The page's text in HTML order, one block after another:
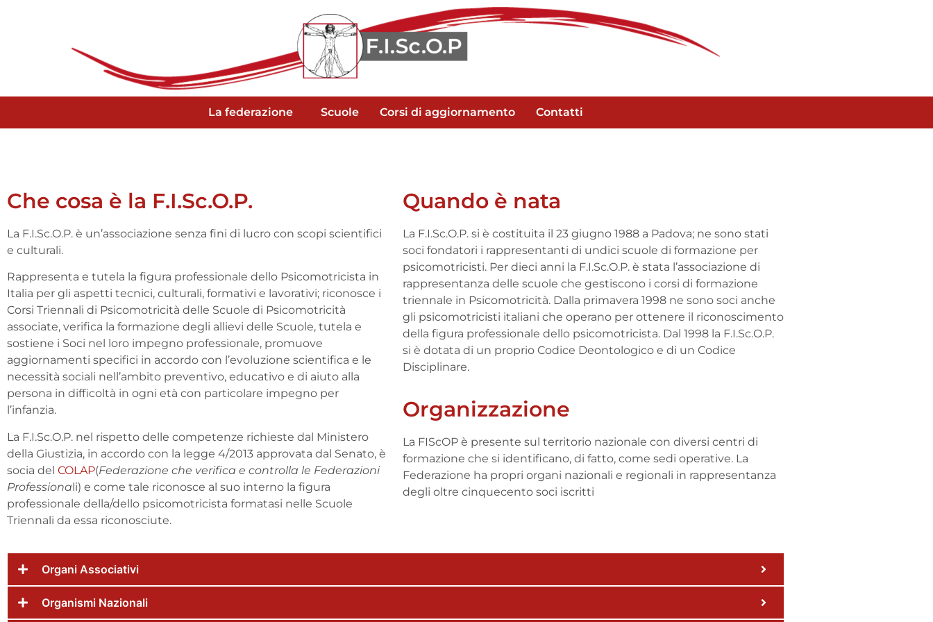
La federazione Scuole Corsi di aggiornamento Contatti
Che cosa è la F.I.Sc.O.P.
La F.I.Sc.O.P. è un’associazione senza fini di lucro con scopi scientifici
e culturali.
Rappresenta e tutela la figura professionale dello Psicomotricista in
Italia per gli aspetti tecnici, culturali, formativi e lavorativi; riconosce i
Corsi Triennali di Psicomotricità delle Scuole di Psicomotricità
associate, verifica la formazione degli allievi delle Scuole, tutela e
sostiene i Soci nel loro impegno professionale, promuove
aggiornamenti specifici in accordo con l’evoluzione scientifica e le
necessità sociali nell’ambito preventivo, educativo e di aiuto alla
persona in difficoltà in ogni età con particolare impegno per
l’infanzia.
La F.I.Sc.O.P. nel rispetto delle competenze richieste dal Ministero
della Giustizia, in accordo con la legge 4/2013 approvata dal Senato, è
socia del COLAP(Federazione che verifica e controlla le Federazioni
Professionali) e come tale riconosce al suo interno la figura
professionale della/dello psicomotricista formatasi nelle Scuole
Triennali da essa riconosciute.
Quando è nata
La F.I.Sc.O.P. si è costituita il 23 giugno 1988 a Padova; ne sono stati
soci fondatori i rappresentanti di undici scuole di formazione per
psicomotricisti. Per dieci anni la F.I.Sc.O.P. è stata l’associazione di
rappresentanza delle scuole che gestiscono i corsi di formazione
triennale in Psicomotricità. Dalla primavera 1998 ne sono soci anche
gli psicomotricisti italiani che operano per ottenere il riconoscimento
della figura professionale dello psicomotricista. Dal 1998 la F.I.Sc.O.P.
si è dotata di un proprio Codice Deontologico e di un Codice
Disciplinare.
Organizzazione
La FIScOP è presente sul territorio nazionale con diversi centri di
formazione che si identificano, di fatto, come sedi operative. La
Federazione ha propri organi nazionali e regionali in rappresentanza
degli oltre cinquecento soci iscritti
Organi Associativi
Organismi Nazionali